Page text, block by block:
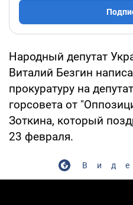
Народный депутат
Виталий Безгин
прокуратуру на
горсовета от
Зоткина, который
23 февраля.